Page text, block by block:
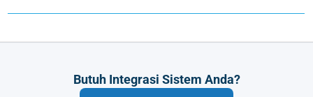
Butuh Integrasi Sistem Anda?